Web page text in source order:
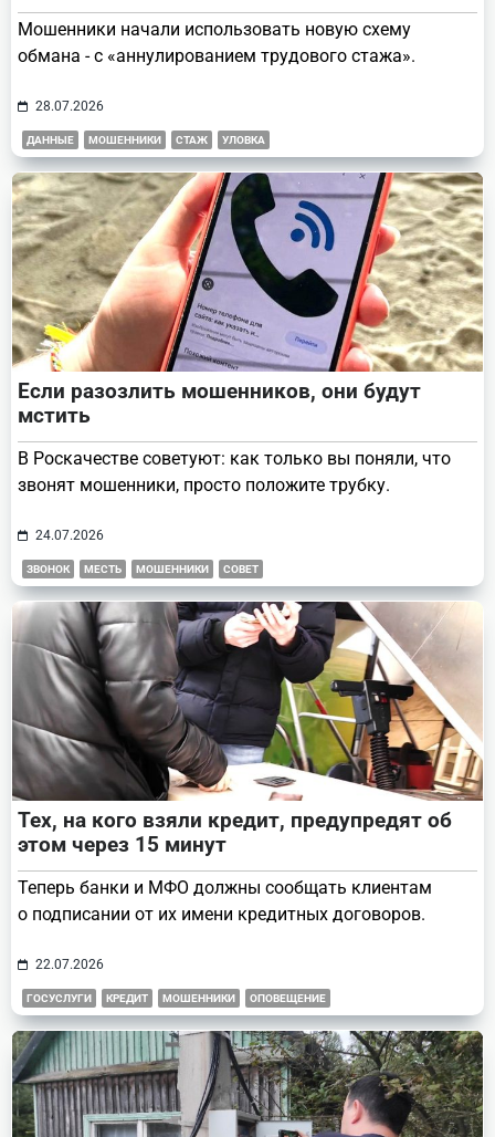
Мошенники начали использовать новую схему
обмана - с «аннулированием трудового стажа».
28.07.2026
ДАННЫЕ МОШЕННИКИ СТАЖ УЛОВКА
Если разозлить мошенников, они будут
мстить
В Роскачестве советуют: как только вы поняли, что
звонят мошенники, просто положите трубку.
24.07.2026
ЗВОНОК МЕСТЬ МОШЕННИКИ СОВЕТ
Тех, на кого взяли кредит, предупредят об
этом через 15 минут
Теперь банки и МФО должны сообщать клиентам
о подписании от их имени кредитных договоров.
22.07.2026
ГОСУСЛУГИ КРЕДИТ МОШЕННИКИ ОПОВЕЩЕНИЕ